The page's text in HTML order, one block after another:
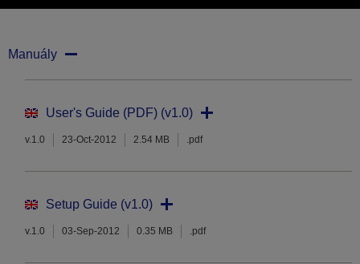
Manuály
User's Guide (PDF) (v1.0)
v.1.0 23-Oct-2012 2.54 MB .pdf
Setup Guide (v1.0)
v.1.0 03-Sep-2012 0.35 MB .pdf